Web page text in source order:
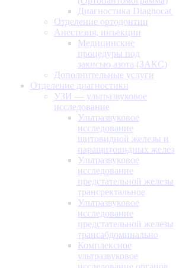
Диагностика Diagnocat
Отделение ортодонтии
Анестезия, инъекции
Медицинские
процедуры под
закисью азота (ЗАКС)
Дополнительные услуги
Отделение диагностики
УЗИ — ультразвуковое
исследование
Ультразвуковое
исследование
щитовидной железы и
паращитовидных желез
Ультразвуковое
исследование
предстательной железы
трансректальное
Ультразвуковое
исследование
предстательной железы
трансабдоминально
Комплексное
ультразвуковое